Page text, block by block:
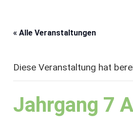
« Alle Veranstaltungen
Diese Veranstaltung hat
Jahrgang 7